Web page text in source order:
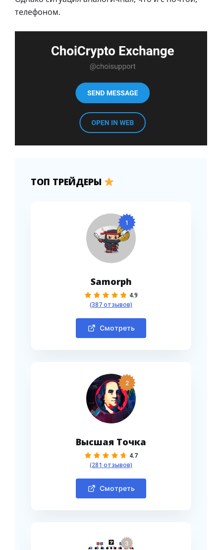
телефоном.
ТОП ТРЕЙДЕРЫ
1
Samorph
4.9
(387 отзывов)
Смотреть
2
Высшая Точка
4.7
(281 отзывов)
Смотреть
3